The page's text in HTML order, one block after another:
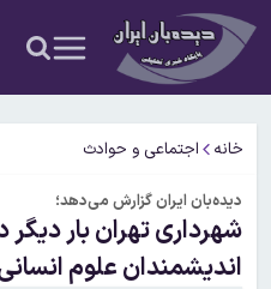
خانه اجتماعی و حوادث
دیده‌بان ایران گزارش می‌دهد؛
شهرداری تهران بار
اندیشمندان علوم